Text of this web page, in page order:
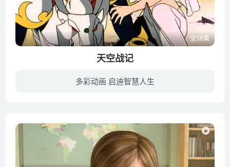
全38集
天空战记
多彩动画 启迪智慧人生